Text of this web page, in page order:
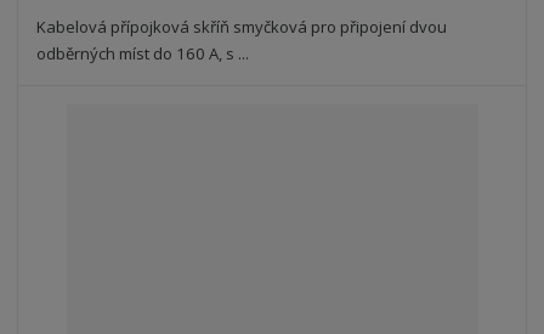
Kabelová přípojková skříň smyčková pro připojení dvou
odběrných míst do 160 A, s ...